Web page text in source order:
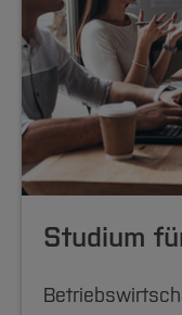
Studium